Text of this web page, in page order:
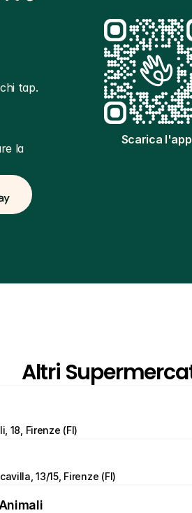
Scarica l'app
tap.
la
Altri
18, Firenze (FI)
13/15, Firenze (FI)